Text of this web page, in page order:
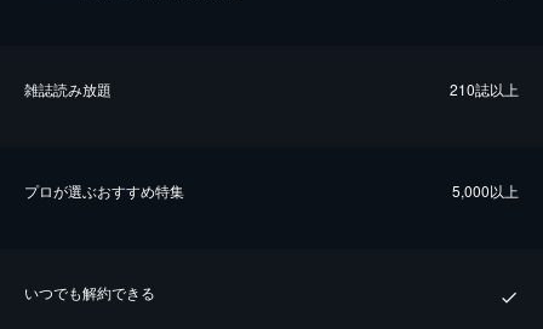
雑誌読み放題 210誌以上
プロが選ぶおすすめ特集 5,000以上
いつでも解約できる